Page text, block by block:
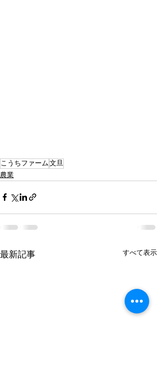
こうちファーム文旦
農業
最新記事 すべて表示